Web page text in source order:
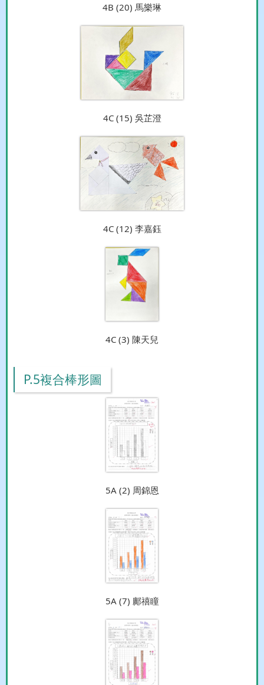
4B (20) 馬樂琳
4C (15) 吳芷澄
4C (12) 李嘉鈺
4C (3) 陳天兒
P.5複合棒形圖
5A (2) 周錦恩
5A (7) 鄺禧瞳